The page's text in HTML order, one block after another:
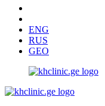
ENG
RUS
GEO